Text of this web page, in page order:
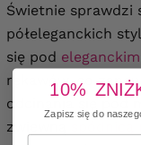
Świetnie sprawdzi
półeleganckich
się pod
rękawów, co
odcinania się pod
zwiewną
10%
Zapisz się do